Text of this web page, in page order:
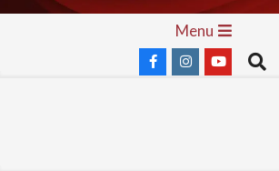
Skip
Menu
Search